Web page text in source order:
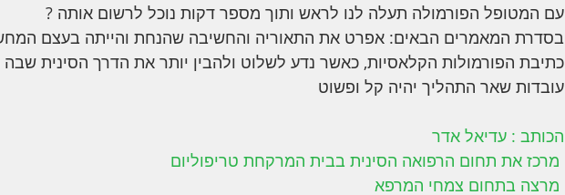
עם המטופל הפורמולה תעלה לנו לראש ותוך מספר דקות נוכל לרשום אותה ?
בסדרת המאמרים הבאים: אפרט את התאוריה והחשיבה שהנחת והייתה בעצם
כתיבת הפורמולות הקלאסיות, כאשר נדע לשלוט ולהבין יותר את הדרך הסינית שבה
עובדות שאר התהליך יהיה קל ופשוט
הכותב : עדיאל אדר